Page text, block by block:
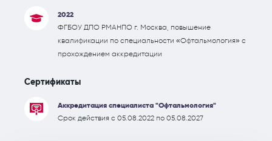
2022
ФГБОУ ДПО РМАНПО г. Москва, повышение
квалификации по специальности «Офтальмология» с
прохождением аккредитации
Сертификаты
Аккредитация специалиста "Офтальмология"
Срок действия с 05.08.2022 по 05.08.2027